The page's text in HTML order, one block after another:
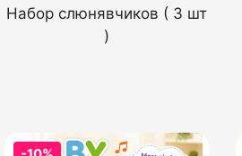
Набор слюнявчиков ( 3 шт
)